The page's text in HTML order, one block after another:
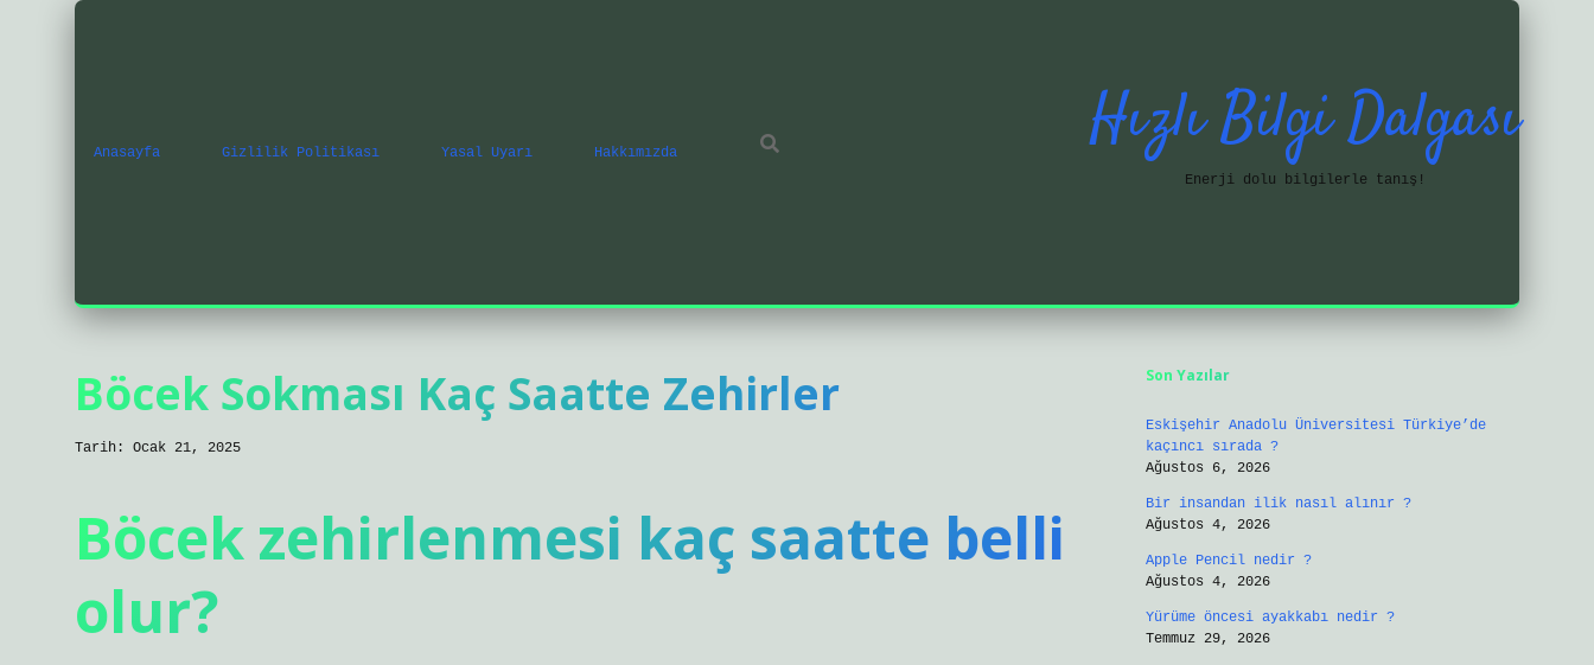
Anasayfa Gizlilik Politikası Yasal Uyarı Hakkımızda Hızlı Bilgi Dalgası
Enerji dolu bilgilerle tanış!
Böcek Sokması Kaç Saatte Zehirler
Tarih: Ocak 21, 2025
Böcek zehirlenmesi kaç saatte belli
olur?
Sidebar
Son Yazılar
Eskişehir Anadolu Üniversitesi Türkiye’de
kaçıncı sırada ?
Ağustos 6, 2026
Bir insandan ilik nasıl alınır ?
Ağustos 4, 2026
Apple Pencil nedir ?
Ağustos 4, 2026
Yürüme öncesi ayakkabı nedir ?
Temmuz 29, 2026
https://ilbetgir.net/betexper yeni